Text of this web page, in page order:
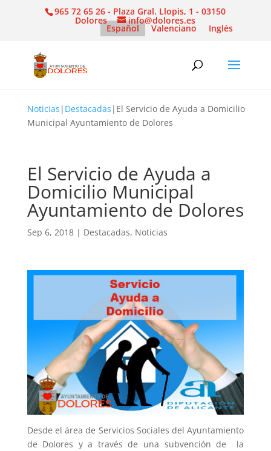
965 72 65 26 - Plaza Gral. Llopis, 1 - 03150
Dolores info@dolores.es
Español Valenciano Inglés
Noticias | Destacadas | El Servicio de Ayuda a Domicilio
Municipal Ayuntamiento de Dolores
El Servicio de Ayuda a
Domicilio Municipal
Ayuntamiento de Dolores
Sep 6, 2018| Destacadas, Noticias
Desde el área de Servicios Sociales del Ayuntamiento
de Dolores y a través de una subvención de la